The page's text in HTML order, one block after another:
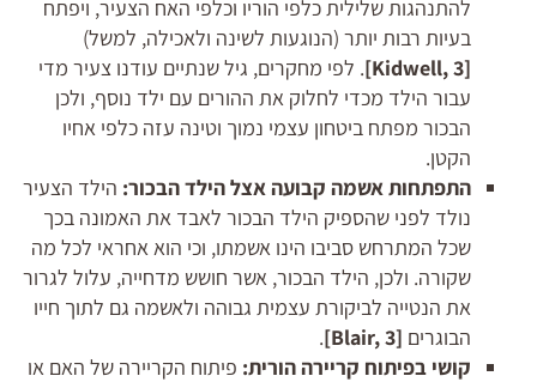
להתנהגות שלילית כלפי הוריו וכלפי האח הצעיר, ויפתח
בעיות רבות יותר (הנוגעות לשינה ולאכילה, למשל)
[
Kidwell, 3]
. לפי מחקרים, גיל שנתיים עודנו צעיר מדי
עבור הילד מכדי לחלוק את ההורים עם ילד נוסף, ולכן
הבכור מפתח ביטחון עצמי נמוך וטינה עזה כלפי אחיו
הקטן.
התפתחות אשמה קבועה אצל הילד הבכור: הילד הצעיר
נולד לפני שהספיק הילד הבכור לאבד את האמונה בכך
שכל המתרחש סביבו הינו אשמתו, וכי הוא אחראי לכל מה
שקורה. ולכן, הילד הבכור, אשר חושש מדחייה, עלול לגרור
את הנטייה לביקורת עצמית גבוהה ולאשמה גם לתוך חייו
הבוגרים [
Blair, 3]
.
קושי בפיתוח קריירה הורית: פיתוח הקריירה של האם או